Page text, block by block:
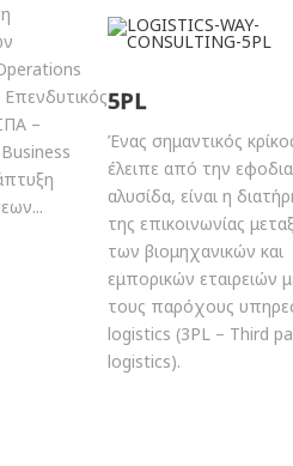
–
5PL
Ένας σημαντικός
έλειπε από την
αλυσίδα, είναι η
της επικοινωνίας
των βιομηχανικών και
εμπορικών εταιρειών
τους παρόχους
logistics (3PL – Third
logistics).